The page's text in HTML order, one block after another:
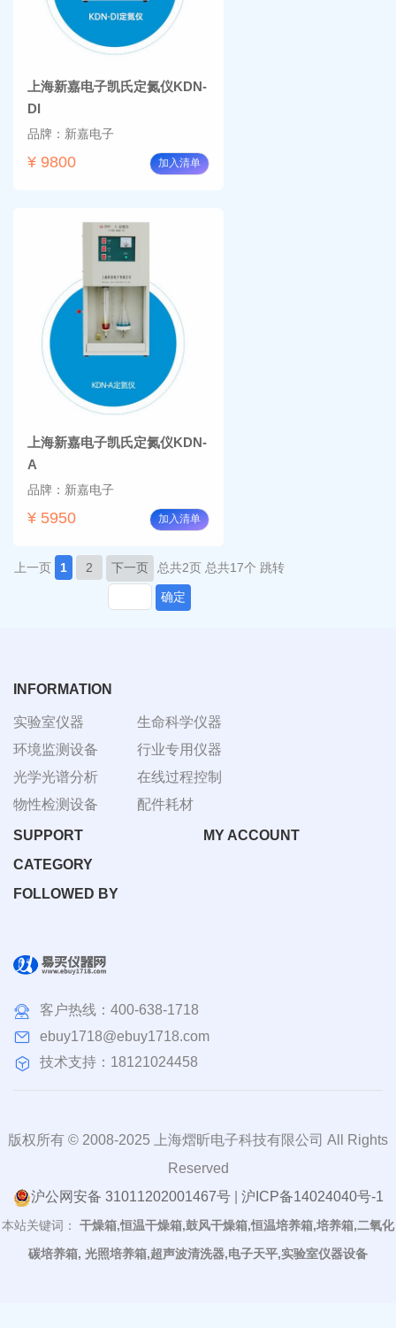
上海新嘉电子凯氏定氮仪KDN-
DI
品牌：新嘉电子
¥ 9800 加入清单
上海新嘉电子凯氏定氮仪KDN-
A
品牌：新嘉电子
¥ 5950 加入清单
上一页 1 2 下一页 总共2页 总共17个 跳转
确定
INFORMATION
实验室仪器
环境监测设备
光学光谱分析
物性检测设备
生命科学仪器
行业专用仪器
在线过程控制
配件耗材
SUPPORT
MY ACCOUNT
CATEGORY
FOLLOWED BY
客户热线： 400-638-1718
ebuy1718@ebuy1718.com
技术支持：18121024458
版权所有 © 2008-2025 上海熠昕电子科技有限公司 All Rights
Reserved
沪公网安备 31011202001467号| 沪ICP备14024040号-1
本站关键词：
干燥箱,恒温干燥箱,鼓风干燥箱,恒温培养箱,培养箱,二氧化
碳培养箱, 光照培养箱,超声波清洗器,电子天平,实验室仪器设备